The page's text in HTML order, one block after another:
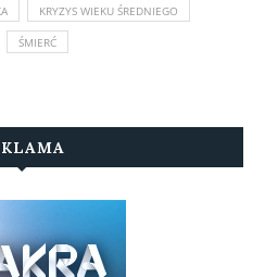
KRYZYS WIEKU ŚREDNIEGO
ŚMIERĆ